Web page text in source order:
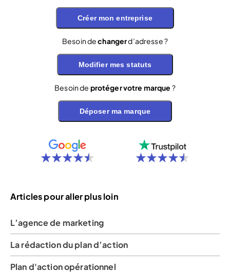
Créer mon entreprise
Besoin dechangerd’adresse ?
Modifier mes statuts
Besoin de protéger votre marque ?
Déposer ma marque
Articles pour aller plus loin
L’agence de marketing
La rédaction du plan d’action
Plan d'action opérationnel